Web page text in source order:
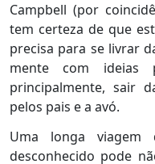
Campbell (por
tem certeza de que
precisa para se livrar
mente com ideias
principalmente, sair
pelos pais e a avó.
Uma longa
desconhecido pode